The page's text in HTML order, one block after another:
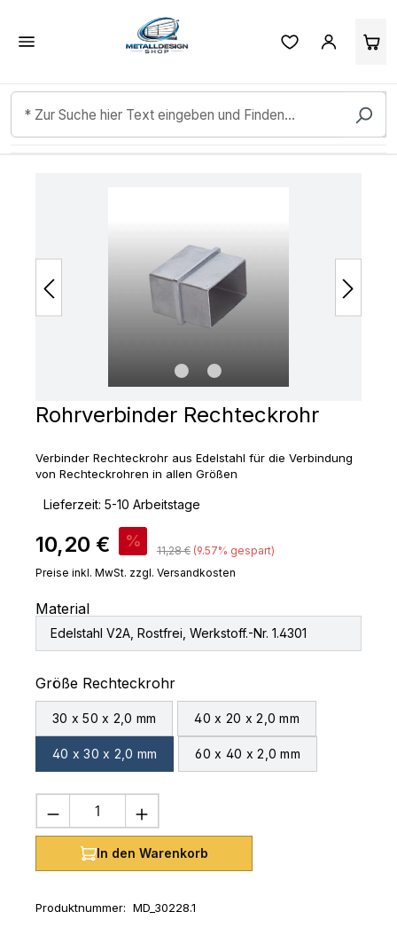
Zum Hauptinhalt springen
Rohrverbinder Rechteckrohr
Verbinder Rechteckrohr aus Edelstahl für die Verbindung
von Rechteckrohren in allen Größen
Lieferzeit: 5-10 Arbeitstage
Verkaufspreis:
10,20 € % Regulärer Preis:
11,28 € (9.57% gespart)
Preise inkl. MwSt. zzgl. Versandkosten
Material
Edelstahl V2A, Rostfrei, Werkstoff.-Nr. 1.4301
Größe Rechteckrohrauswählen
30 x 50 x 2,0 mm 40 x 20 x 2,0 mm
40 x 30 x 2,0 mm 60 x 40 x 2,0 mm
Produkt Anzahl: Gib den
In den Warenkorb
Produktnummer: MD_30228.1